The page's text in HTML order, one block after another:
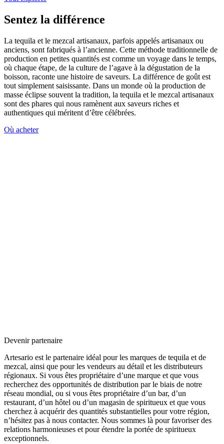
Sentez la différence
La tequila et le mezcal artisanaux, parfois appelés artisanaux ou
anciens, sont fabriqués à l’ancienne. Cette méthode traditionnelle de
production en petites quantités est comme un voyage dans le temps,
où chaque étape, de la culture de l’agave à la dégustation de la
boisson, raconte une histoire de saveurs. La différence de goût est
tout simplement saisissante. Dans un monde où la production de
masse éclipse souvent la tradition, la tequila et le mezcal artisanaux
sont des phares qui nous ramènent aux saveurs riches et
authentiques qui méritent d’être célébrées.
Où acheter
Devenir partenaire
Artesario est le partenaire idéal pour les marques de tequila et de
mezcal, ainsi que pour les vendeurs au détail et les distributeurs
régionaux. Si vous êtes propriétaire d’une marque et que vous
recherchez des opportunités de distribution par le biais de notre
réseau mondial, ou si vous êtes propriétaire d’un bar, d’un
restaurant, d’un hôtel ou d’un magasin de spiritueux et que vous
cherchez à acquérir des quantités substantielles pour votre région,
n’hésitez pas à nous contacter. Nous sommes là pour favoriser des
relations harmonieuses et pour étendre la portée de spiritueux
exceptionnels.